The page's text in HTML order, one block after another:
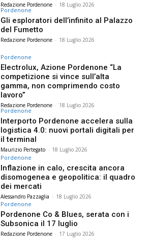
Redazione Pordenone - 18 Luglio 2026
Pordenone
Gli esploratori dell’infinito al Palazzo
del Fumetto
Redazione Pordenone - 18 Luglio 2026
Pordenone
Electrolux, Azione Pordenone “La
competizione si vince sull’alta
gamma, non comprimendo costo
lavoro”
Redazione Pordenone - 18 Luglio 2026
Pordenone
Interporto Pordenone accelera sulla
logistica 4.0: nuovi portali digitali per
il terminal
Maurizio Pertegato - 18 Luglio 2026
Pordenone
Inflazione in calo, crescita ancora
disomogenea e geopolitica: il quadro
dei mercati
Alessandro Pazzaglia - 18 Luglio 2026
Pordenone
Pordenone Co & Blues, serata con i
Subsonica il 17 luglio
Redazione Pordenone - 17 Luglio 2026